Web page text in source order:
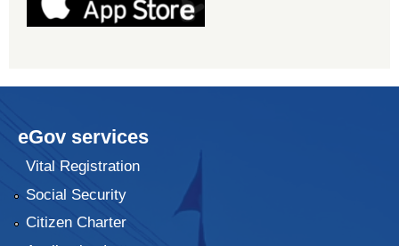
eGov services
Vital Registration
Social Security
Citizen Charter